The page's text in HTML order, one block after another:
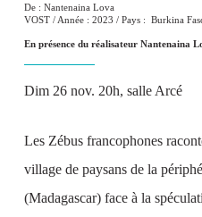
De : Nantenaina Lova
VOST / Année : 2023 / Pays : Burkina
En présence du réalisateur Nantenaina
Dim 26 nov. 20h, salle Arcé
Les Zébus francophones
village de paysans de la
(Madagascar) face à la